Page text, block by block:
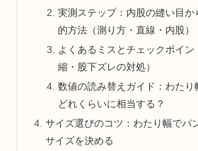
実測ステップ：内股の縫い目か
的方法（測り方・直線・内股）
よくあるミスとチェックポイン
縮・股下ズレの対処）
数値の読み替えガイド：わたり
どれくらいに相当する？
サイズ選びのコツ：わたり幅でパ
サイズを決める